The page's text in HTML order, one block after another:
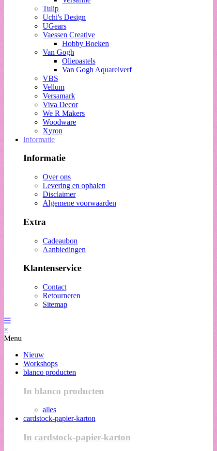
Tulip
Uchi's Design
UGears
Vaessen Creative
Hobby Boeken
Van Gogh
Oliepastels
Van Gogh Aquarelverf
VBS
Vellum
Versamark
Viva Decor
We R Makers
Woodware
Xyron
Informatie
Informatie
Over ons
Levering en ophalen
Disclaimer
Algemene voorwaarden
Extra
Cadeaubon
Aanbiedingen
Klantenservice
Contact
Retourneren
Sitemap
×
Menu
Nieuw
Workshops
blanco producten
In blanco producten
alles
cardstock-papier-karton
In cardstock-papier-karton